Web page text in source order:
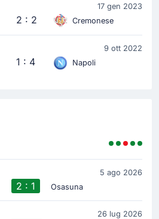
17 gen 2023
2 : 2 Cremonese
9 ott 2022
1 : 4 Napoli
5 ago 2026
2 : 1 Osasuna
26 lug 2026